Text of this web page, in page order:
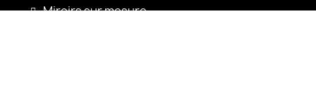
Miroirs sur mesure